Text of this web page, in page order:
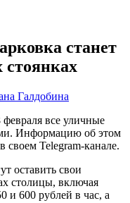
станет
стоянках
Галдобина
все уличные
Информацию об этом
своем Telegram-канале.
оставить свои
столицы, включая
и 600 рублей в час, а